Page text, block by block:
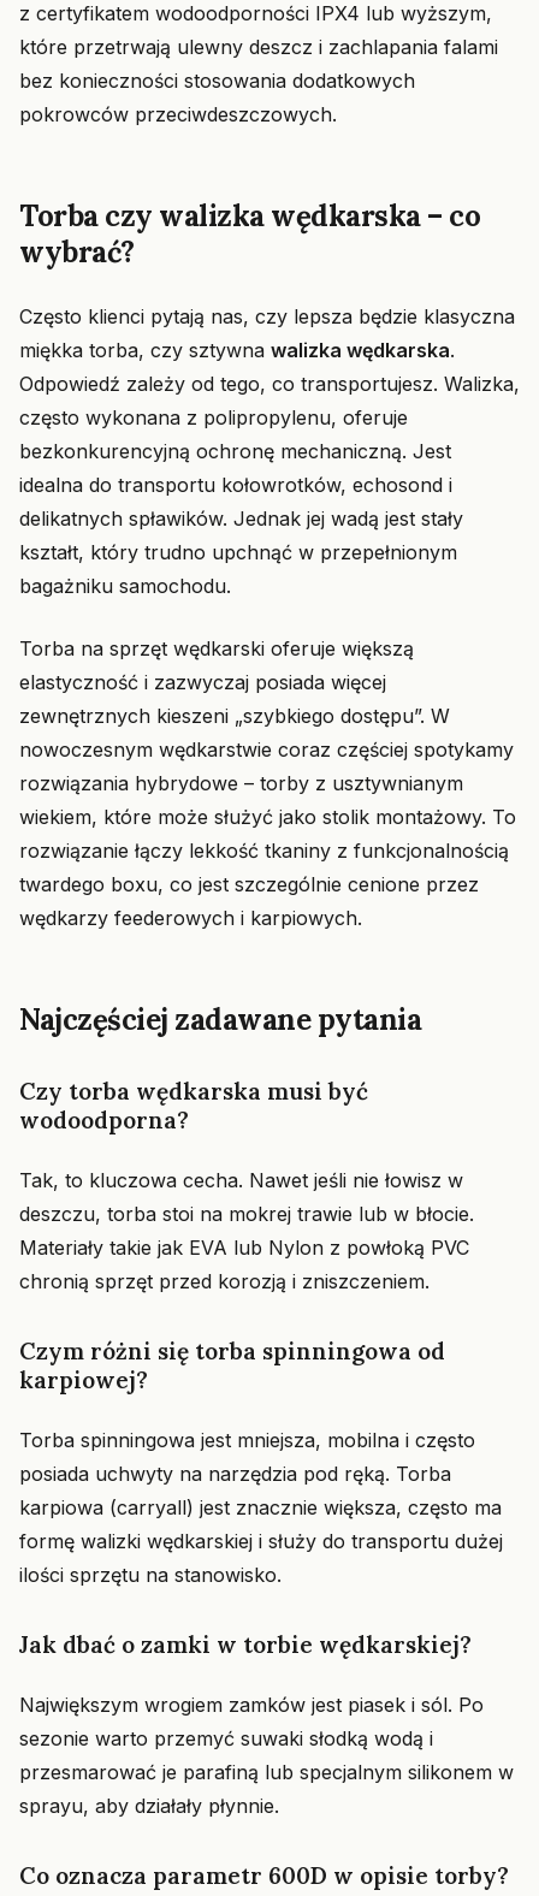
z certyfikatem wodoodporności IPX4 lub wyższym,
które przetrwają ulewny deszcz i zachlapania falami
bez konieczności stosowania dodatkowych
pokrowców przeciwdeszczowych.
Torba czy walizka wędkarska – co
wybrać?
Często klienci pytają nas, czy lepsza będzie klasyczna
miękka torba, czy sztywna walizka wędkarska.
Odpowiedź zależy od tego, co transportujesz. Walizka,
często wykonana z polipropylenu, oferuje
bezkonkurencyjną ochronę mechaniczną. Jest
idealna do transportu kołowrotków, echosond i
delikatnych spławików. Jednak jej wadą jest stały
kształt, który trudno upchnąć w przepełnionym
bagażniku samochodu.
Torba na sprzęt wędkarski oferuje większą
elastyczność i zazwyczaj posiada więcej
zewnętrznych kieszeni „szybkiego dostępu”. W
nowoczesnym wędkarstwie coraz częściej spotykamy
rozwiązania hybrydowe – torby z usztywnianym
wiekiem, które może służyć jako stolik montażowy. To
rozwiązanie łączy lekkość tkaniny z funkcjonalnością
twardego boxu, co jest szczególnie cenione przez
wędkarzy feederowych i karpiowych.
Najczęściej zadawane pytania
Czy torba wędkarska musi być
wodoodporna?
Tak, to kluczowa cecha. Nawet jeśli nie łowisz w
deszczu, torba stoi na mokrej trawie lub w błocie.
Materiały takie jak EVA lub Nylon z powłoką PVC
chronią sprzęt przed korozją i zniszczeniem.
Czym różni się torba spinningowa od
karpiowej?
Torba spinningowa jest mniejsza, mobilna i często
posiada uchwyty na narzędzia pod ręką. Torba
karpiowa (carryall) jest znacznie większa, często ma
formę walizki wędkarskiej i służy do transportu dużej
ilości sprzętu na stanowisko.
Jak dbać o zamki w torbie wędkarskiej?
Największym wrogiem zamków jest piasek i sól. Po
sezonie warto przemyć suwaki słodką wodą i
przesmarować je parafiną lub specjalnym silikonem w
sprayu, aby działały płynnie.
Co oznacza parametr 600D w opisie torby?